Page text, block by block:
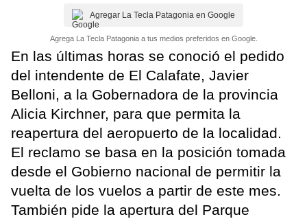
Agregar La Tecla Patagonia en Google
Agrega La Tecla Patagonia a tus medios preferidos en Google.
En las últimas horas se conoció el pedido
del intendente de El Calafate, Javier
Belloni, a la Gobernadora de la provincia
Alicia Kirchner, para que permita la
reapertura del aeropuerto de la localidad.
El reclamo se basa en la posición tomada
desde el Gobierno nacional de permitir la
vuelta de los vuelos a partir de este mes.
También pide la apertura del Parque